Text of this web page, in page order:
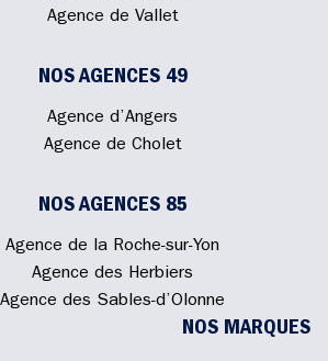
Agence de Vallet
NOS AGENCES 49
Agence d’Angers
Agence de Cholet
NOS AGENCES 85
Agence de la Roche-sur-Yon
Agence des Herbiers
Agence des Sables-d’Olonne
NOS MARQUES